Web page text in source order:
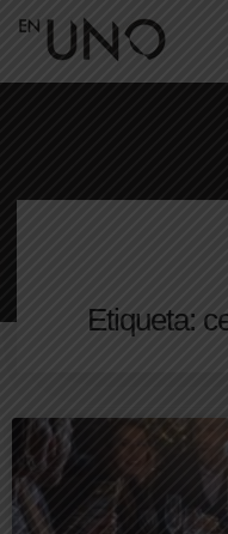
Etiqueta: